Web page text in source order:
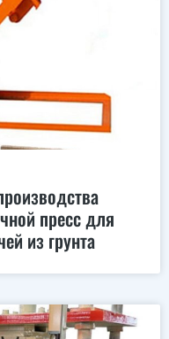
пресс для
из грунта